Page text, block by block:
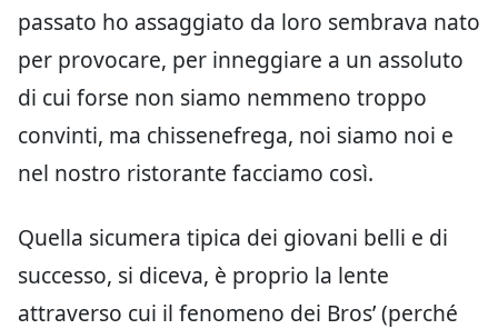
passato ho assaggiato da loro sembrava nato
per provocare, per inneggiare a un assoluto
di cui forse non siamo nemmeno troppo
convinti, ma chissenefrega, noi siamo noi e
nel nostro ristorante facciamo così.
Quella sicumera tipica dei giovani belli e di
successo, si diceva, è proprio la lente
attraverso cui il fenomeno dei Bros’ (perché